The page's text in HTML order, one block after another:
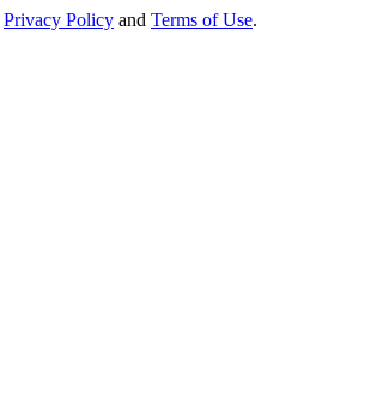
Privacy Policy and Terms of Use.